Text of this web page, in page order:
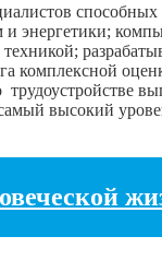
энергетики;
комплексной
высокий